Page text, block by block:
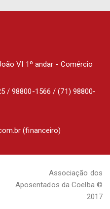
VI 1º andar - Comércio
/ 98800-1566 / (71) 98800-
(financeiro)
Associação dos
Aposentados da Coelba ©
2017